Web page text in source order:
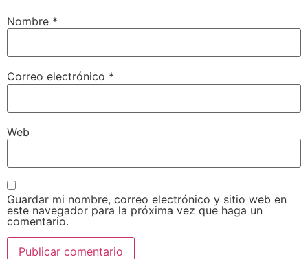
Nombre *
Correo electrónico *
Web
Guardar mi nombre, correo electrónico y sitio web en
este navegador para la próxima vez que haga un
comentario.